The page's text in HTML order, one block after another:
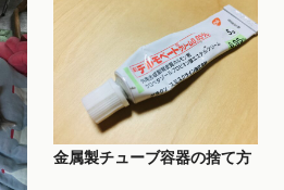
金属製チューブ容器の捨て方